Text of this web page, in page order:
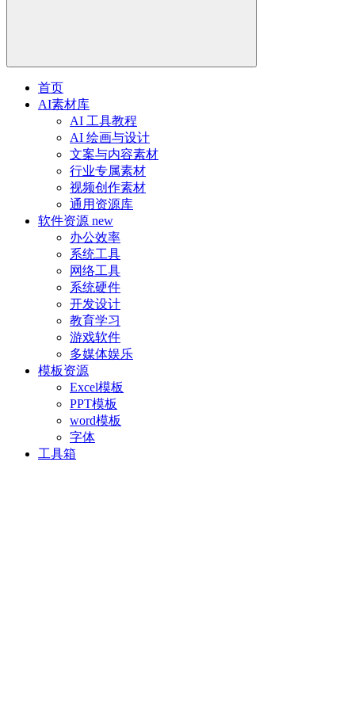
首页
AI素材库
AI 工具教程
AI 绘画与设计
文案与内容素材
行业专属素材
视频创作素材
通用资源库
软件资源 new
办公效率
系统工具
网络工具
系统硬件
开发设计
教育学习
游戏软件
多媒体娱乐
模板资源
Excel模板
PPT模板
word模板
字体
工具箱